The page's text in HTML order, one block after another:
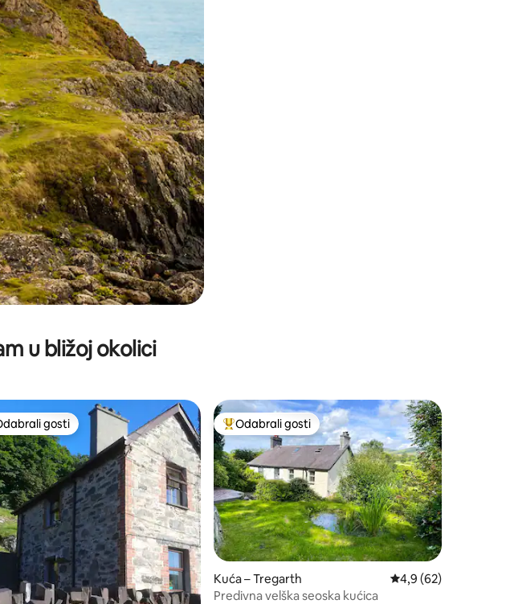
dolje, kao i dodirom ili prelaskom prstom po zaslonu.
u bližoj okolici
5, recenzija: 206
najviše rangiranima s oznakom „Odabrali gosti”
gosti Među najviše rangiranima s oznakom „Odabrali gosti”
Odabrali gosti
Kuća – Tregarth Prosječna ocjena:
4,9 (62)
Predivna velška seoska kućica